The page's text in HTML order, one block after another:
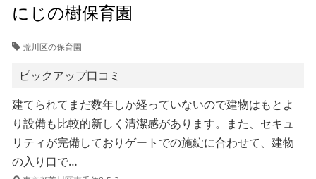
にじの樹保育園
荒川区の保育園
ピックアップ口コミ
建てられてまだ数年しか経っていないので建物はもとよ
り設備も比較的新しく清潔感があります。また、セキュ
リティが完備しておりゲートでの施錠に合わせて、建物
の入り口で…